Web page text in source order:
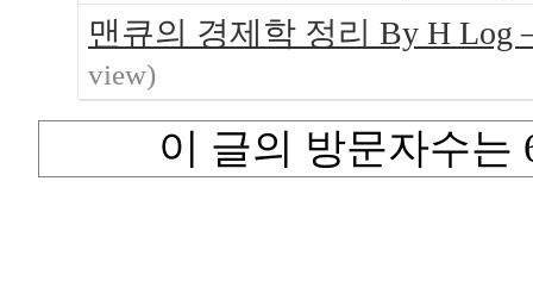
맨큐의 경제학 정리 By H Log
view)
이 글의 방문자수는